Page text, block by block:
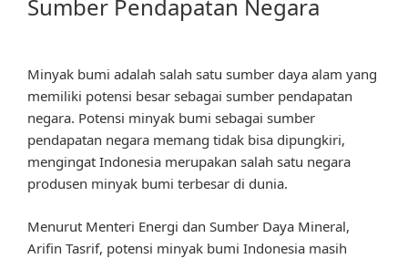
Sumber Pendapatan Negara
Minyak bumi adalah salah satu sumber daya alam yang
memiliki potensi besar sebagai sumber pendapatan
negara. Potensi minyak bumi sebagai sumber
pendapatan negara memang tidak bisa dipungkiri,
mengingat Indonesia merupakan salah satu negara
produsen minyak bumi terbesar di dunia.
Menurut Menteri Energi dan Sumber Daya Mineral,
Arifin Tasrif, potensi minyak bumi Indonesia masih